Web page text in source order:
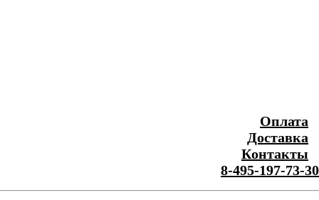
Оплата
Доставка
Контакты
8-495-197-73-30